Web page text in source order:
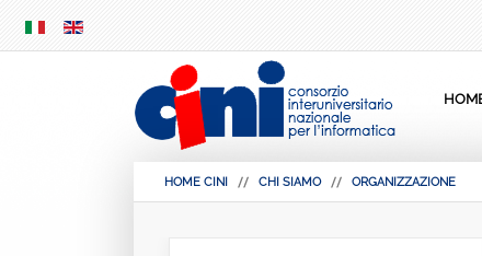
MENU
HOME CINI CHI SIAMO ORGANIZZAZIONE